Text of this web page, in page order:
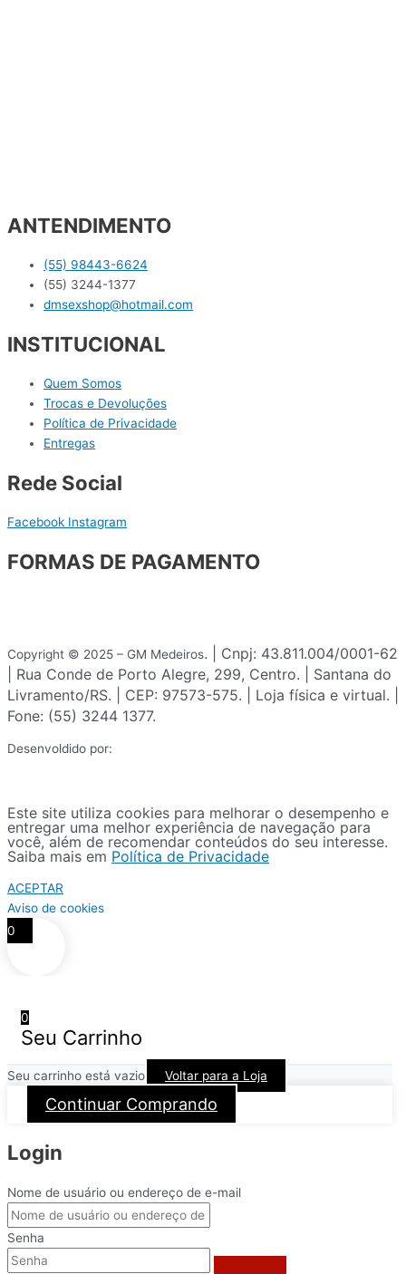
ANTENDIMENTO
(55) 98443-6624
(55) 3244-1377
dmsexshop@hotmail.com
INSTITUCIONAL
Quem Somos
Trocas e Devoluções
Política de Privacidade
Entregas
Rede Social
Facebook Instagram
FORMAS DE PAGAMENTO
Copyright © 2025 – GM Medeiros. | Cnpj: 43.811.004/0001-62
| Rua Conde de Porto Alegre, 299, Centro. | Santana do
Livramento/RS. | CEP: 97573-575. | Loja física e virtual. |
Fone: (55) 3244 1377.
Desenvoldido por:
Este site utiliza cookies para melhorar o desempenho e
entregar uma melhor experiência de navegação para
você, além de recomendar conteúdos do seu interesse.
Saiba mais em Política de Privacidade
ACEPTAR
Aviso de cookies
0
0
Seu Carrinho
Seu carrinho está vazio Voltar para a Loja
Continuar Comprando
Login
Nome de usuário ou endereço de e-mail
Senha